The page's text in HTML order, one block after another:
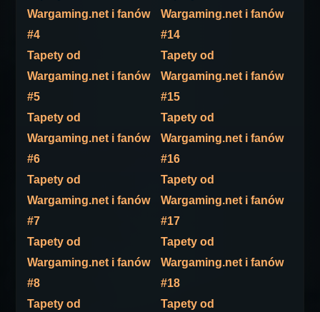
Wargaming.net i fanów
#4
Tapety od
Wargaming.net i fanów
#5
Tapety od
Wargaming.net i fanów
#6
Tapety od
Wargaming.net i fanów
#7
Tapety od
Wargaming.net i fanów
#8
Tapety od
Wargaming.net i fanów
#14
Tapety od
Wargaming.net i fanów
#15
Tapety od
Wargaming.net i fanów
#16
Tapety od
Wargaming.net i fanów
#17
Tapety od
Wargaming.net i fanów
#18
Tapety od